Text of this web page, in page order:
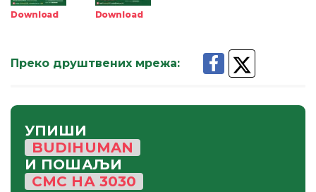
Download Download
Преко друштвених мрежа:
УПИШИ
BUDIHUMAN
И ПОШАЉИ
СМС НА3030